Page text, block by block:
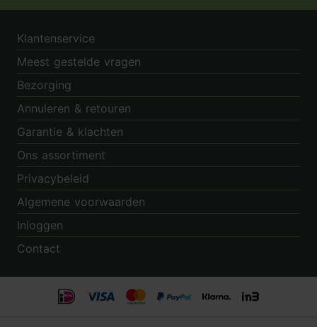
Tuincentrum.nl op Facebook
Tuincentrum.nl op Instagram
Tuincentrum.nl op Twitter
Tuincentrum.nl op
Klantenservice
Meest gestelde vragen
Bezorging
Annuleren & retouren
Garantie & klachten
Ons assortiment
Privacybeleid
Algemene voorwaarden
Inloggen
Contact